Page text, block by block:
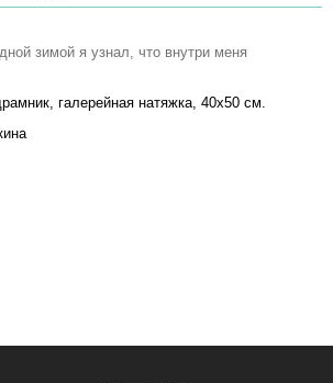
зимой я узнал, что внутри меня
галерейная натяжка, 40х50 см.